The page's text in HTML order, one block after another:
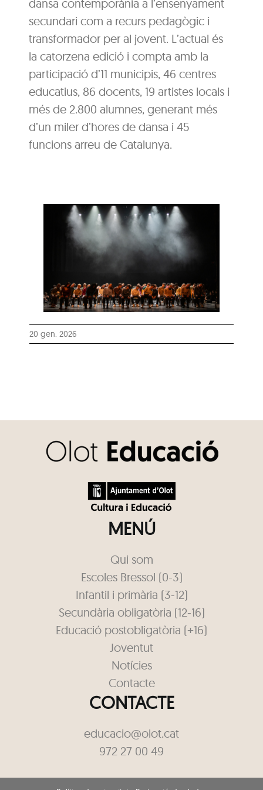
dansa contemporània a l’ensenyament
secundari com a recurs pedagògic i
transformador per al jovent. L’actual és
la catorzena edició i compta amb la
participació d’11 municipis, 46 centres
educatius, 86 docents, 19 artistes locals i
més de 2.800 alumnes, generant més
d’un miler d’hores de dansa i 45
funcions arreu de Catalunya.
20 gen. 2026
MENÚ
Qui som
Escoles Bressol (0-3)
Infantil i primària (3-12)
Secundària obligatòria (12-16)
Educació postobligatòria (+16)
Joventut
Notícies
Contacte
CONTACTE
educacio@olot.cat
972 27 00 49